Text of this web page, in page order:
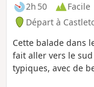
2h 50
Facile
Départ à
Cette balade dans
fait aller vers le
typiques, avec de